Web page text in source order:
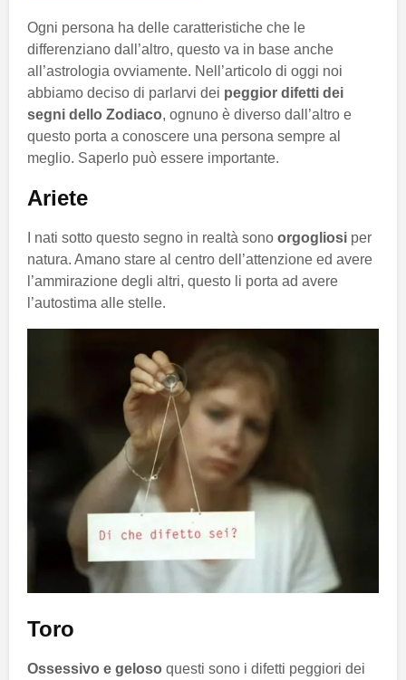
Ogni persona ha delle caratteristiche che le
differenziano dall’altro, questo va in base anche
all’astrologia ovviamente. Nell’articolo di oggi noi
abbiamo deciso di parlarvi dei peggior difetti dei
segni dello Zodiaco, ognuno è diverso dall’altro e
questo porta a conoscere una persona sempre al
meglio. Saperlo può essere importante.
Ariete
I nati sotto questo segno in realtà sono orgogliosi per
natura. Amano stare al centro dell’attenzione ed avere
l’ammirazione degli altri, questo li porta ad avere
l’autostima alle stelle.
Toro
Ossessivo e geloso questi sono i difetti peggiori dei